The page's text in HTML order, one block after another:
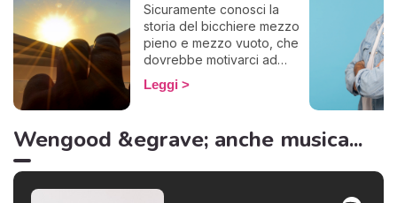
Sicuramente conosci la
storia del bicchiere mezzo
pieno e mezzo vuoto, che
dovrebbe motivarci ad
essere ottimisti. Ecco, alcuni
questo famoso bicchiere lo
via. Insomma, basta con le
pensare positivo.
Leggi
Wengood &egrave; anche musica...